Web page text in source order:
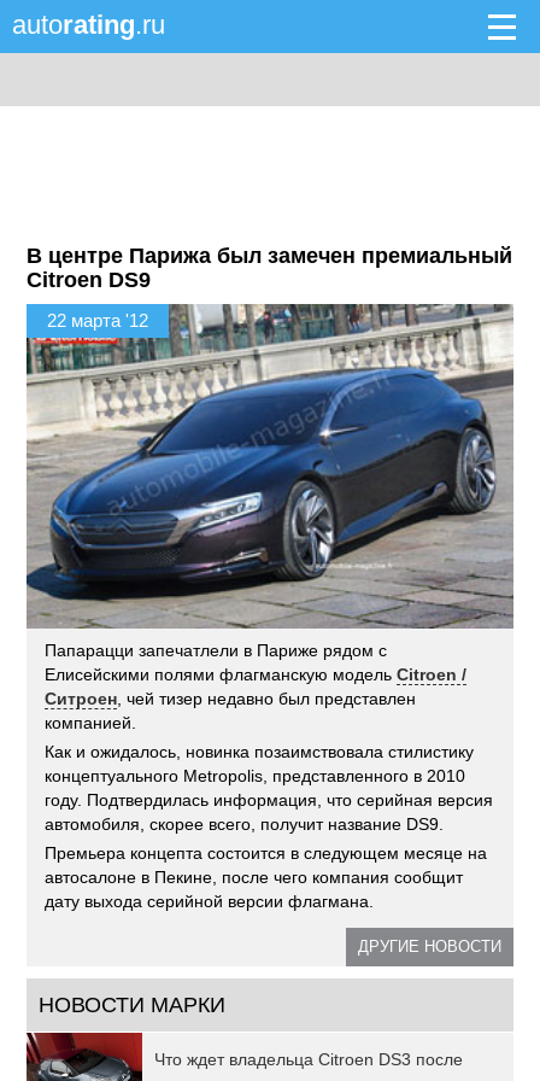
autorating.ru
В центре Парижа был замечен премиальный
Citroen DS9
22 марта '12
Папарацци запечатлели в Париже рядом с
Елисейскими полями флагманскую модельCitroen /
Ситроен , чей тизер недавно был представлен
компанией.
Как и ожидалось, новинка позаимствовала стилистику
концептуального Metropolis, представленного в 2010
году. Подтвердилась информация, что серийная версия
автомобиля, скорее всего, получит название DS9.
Премьера концепта состоится в следующем месяце на
автосалоне в Пекине, после чего компания сообщит
дату выхода серийной версии флагмана.
ДРУГИЕ НОВОСТИ
НОВОСТИ МАРКИ
Что ждет владельца Citroen DS3 после